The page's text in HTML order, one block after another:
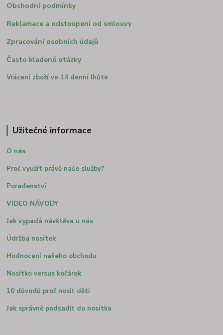
Obchodní podmínky
Reklamace a odstoupení od smlouvy
Zpracování osobních údajů
Často kladené otázky
Vrácení zboží ve 14 denní lhůte
Užitečné informace
O nás
Proč využít právě naše služby?
Poradenství
VIDEO NÁVODY
Jak vypadá návštěva u nás
Údržba nosítek
Hodnocení našeho obchodu
Nosítko versus kočárek
10 důvodů proč nosit děti
Jak správně podsadit do nosítka